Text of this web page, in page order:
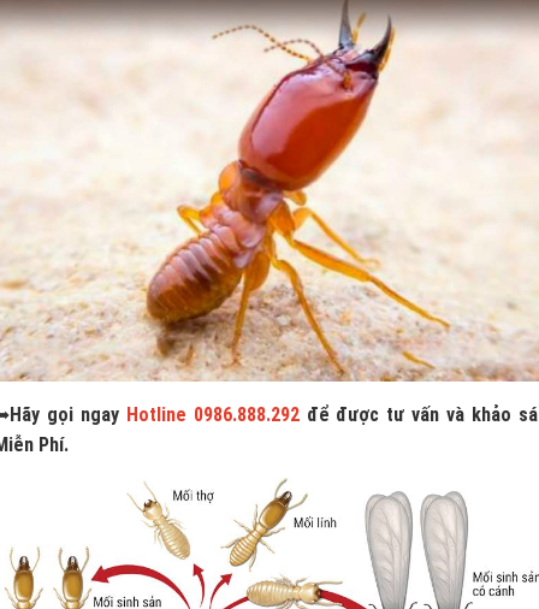
Hãy gọi ngay Hotline 0986.888.292để được tư vấn và khảo
Phí.